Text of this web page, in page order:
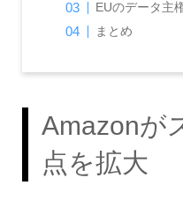
EUのデータ主
まとめ
Amazonが
点を拡大